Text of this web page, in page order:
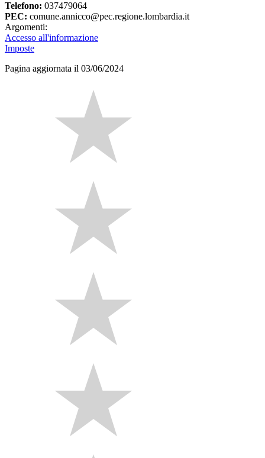
Telefono: 037479064
PEC: comune.annicco@pec.regione.lombardia.it
Argomenti:
Accesso all'informazione
Imposte
Pagina aggiornata il 03/06/2024